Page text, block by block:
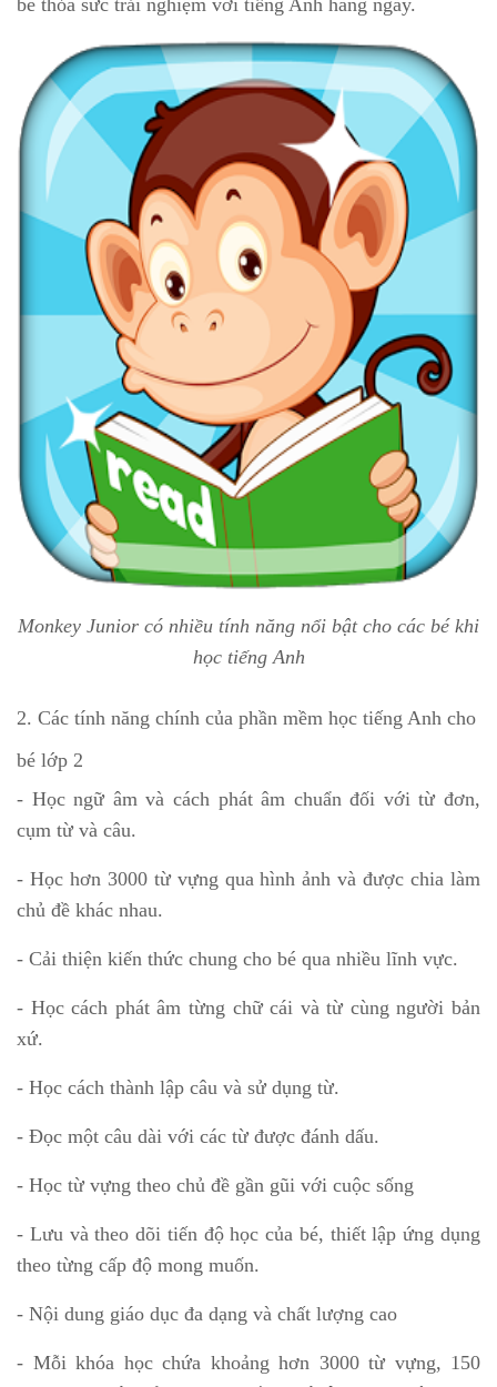
bé thỏa sức trải nghiệm với tiếng Anh hàng ngày.
Monkey Junior có nhiều tính năng nổi bật cho các bé khi
học tiếng Anh
2. Các tính năng chính của phần mềm học tiếng Anh cho
bé lớp 2
- Học ngữ âm và cách phát âm chuẩn đối với từ đơn,
cụm từ và câu.
- Học hơn 3000 từ vựng qua hình ảnh và được chia làm
chủ đề khác nhau.
- Cải thiện kiến thức chung cho bé qua nhiều lĩnh vực.
- Học cách phát âm từng chữ cái và từ cùng người bản
xứ.
- Học cách thành lập câu và sử dụng từ.
- Đọc một câu dài với các từ được đánh dấu.
- Học từ vựng theo chủ đề gần gũi với cuộc sống
- Lưu và theo dõi tiến độ học của bé, thiết lập ứng dụng
theo từng cấp độ mong muốn.
- Nội dung giáo dục đa dạng và chất lượng cao
- Mỗi khóa học chứa khoảng hơn 3000 từ vựng, 150